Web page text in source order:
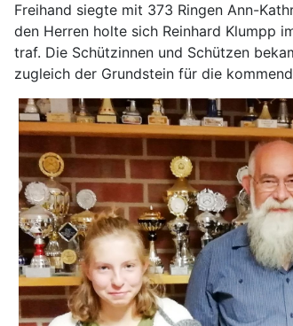
Freihand siegte mit 373 Ringen Ann-
den Herren holte sich Reinhard Klumpp
traf. Die Schützinnen und Schützen
zugleich der Grundstein für die